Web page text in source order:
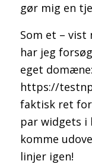
gør mig en
Som et – vist
har jeg
eget domæne:
https://
faktisk ret
par widgets i
komme
linjer igen!